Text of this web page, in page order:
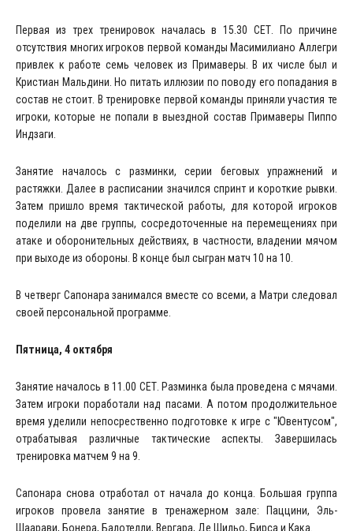
Первая из трех тренировок началась в 15.30 СЕТ. По причине
отсутствия многих игроков первой команды Масимилиано Аллегри
привлек к работе семь человек из Примаверы. В их числе был и
Кристиан Мальдини. Но питать иллюзии по поводу его попадания в
состав не стоит. В тренировке первой команды приняли участия те
игроки, которые не попали в выездной состав Примаверы Пиппо
Индзаги.
Занятие началось с разминки, серии беговых упражнений и
растяжки. Далее в расписании значился спринт и короткие рывки.
Затем пришло время тактической работы, для которой игроков
поделили на две группы, сосредоточенные на перемещениях при
атаке и оборонительных действиях, в частности, владении мячом
при выходе из обороны. В конце был сыгран матч 10 на 10.
В четверг Сапонара занимался вместе со всеми, а Матри следовал
своей персональной программе.
Пятница, 4 октября
Занятие началось в 11.00 СЕТ. Разминка была проведена с мячами.
Затем игроки поработали над пасами. А потом продолжительное
время уделили непосрественно подготовке к игре с "Ювентусом",
отрабатывая различные тактические аспекты. Завершилась
тренировка матчем 9 на 9.
Сапонара снова отработал от начала до конца. Большая группа
игроков провела занятие в тренажерном зале: Паццини, Эль-
Шаарави, Бонера, Балотелли, Вергара, Де Шильо, Бирса и Кака.